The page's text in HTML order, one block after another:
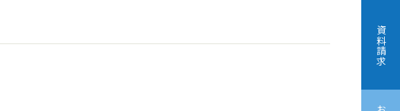
るご質問 資料請求